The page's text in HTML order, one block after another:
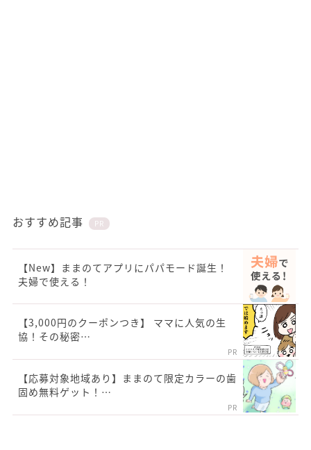
おすすめ記事 PR
【New】ままのてアプリにパパモード誕生！
夫婦で使える！
【3,000円のクーポンつき】 ママに人気の生
協！その秘密…
PR
【応募対象地域あり】ままのて限定カラーの歯
固め無料ゲット！…
PR